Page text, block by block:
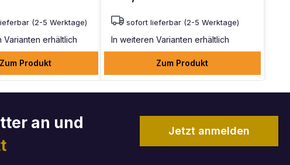
(2-5 Werktage)
Varianten erhältlich
Zum Produkt
sofort lieferbar (2-5 Werktage)
In weiteren Varianten erhältlich
Zum Produkt
an und
Jetzt anmelden